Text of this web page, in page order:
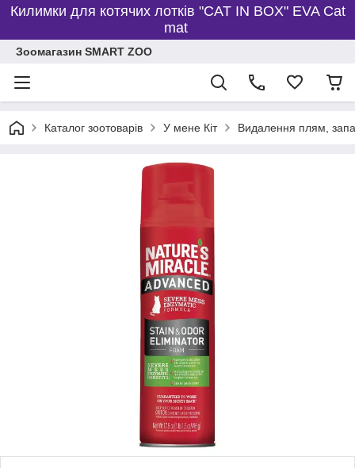
Килимки для котячих лотків "CAT IN BOX" EVA Cat
mat
Зоомагазин SMART ZOO
Каталог зоотоварів У мене Кіт Видалення плям,